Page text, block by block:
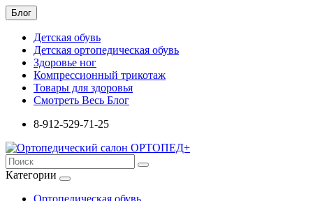
Блог
Детская обувь
Детская ортопедическая обувь
Здоровье ног
Компрессионный трикотаж
Товары для здоровья
Смотреть Весь Блог
8-912-529-71-25
Категории
Ортопедическая обувь